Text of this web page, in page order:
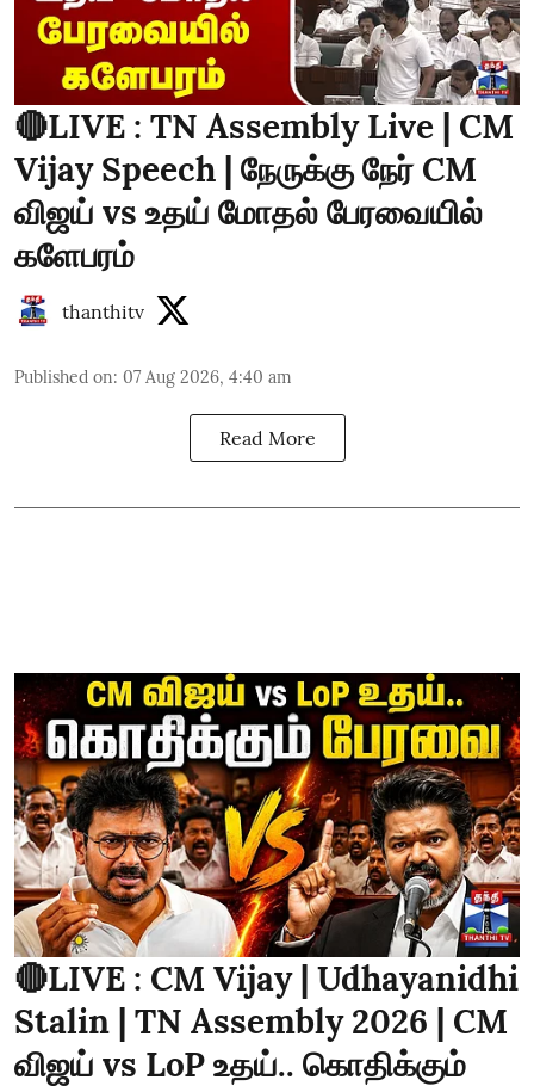
🔴LIVE : TN Assembly Live | CM
Vijay Speech | நேருக்கு நேர் CM
விஜய் vs உதய் மோதல் பேரவையில்
களேபரம்
thanthitv
Published on: 07 Aug 2026, 4:40 am
Read More
🔴LIVE : CM Vijay | Udhayanidhi
Stalin | TN Assembly 2026 | CM
விஜய் vs LoP உதய்.. கொதிக்கும்